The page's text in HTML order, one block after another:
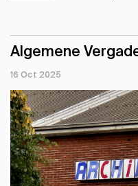
Algemene
16 Oct 2025